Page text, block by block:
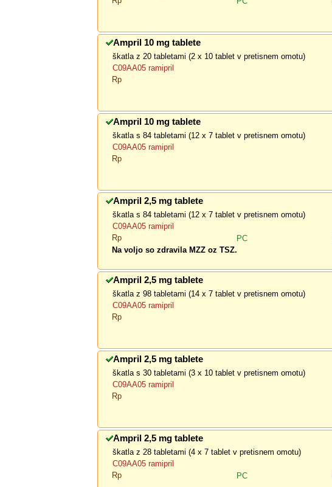
Ampril 10 mg tablete
škatla z 20 tabletami (2 x 10 tablet v pretisnem omotu)
C09AA05 ramipril
Rp
Ampril 10 mg tablete
škatla s 84 tabletami (12 x 7 tablet v pretisnem omotu)
C09AA05 ramipril
Rp
Ampril 2,5 mg tablete
škatla s 84 tabletami (12 x 7 tablet v pretisnem omotu)
C09AA05 ramipril
Rp
PC
Na voljo so zdravila MZZ oz TSZ.
Ampril 2,5 mg tablete
škatla z 98 tabletami (14 x 7 tablet v pretisnem omotu)
C09AA05 ramipril
Rp
Ampril 2,5 mg tablete
škatla s 30 tabletami (3 x 10 tablet v pretisnem omotu)
C09AA05 ramipril
Rp
Ampril 2,5 mg tablete
škatla z 28 tabletami (4 x 7 tablet v pretisnem omotu)
C09AA05 ramipril
Rp
PC